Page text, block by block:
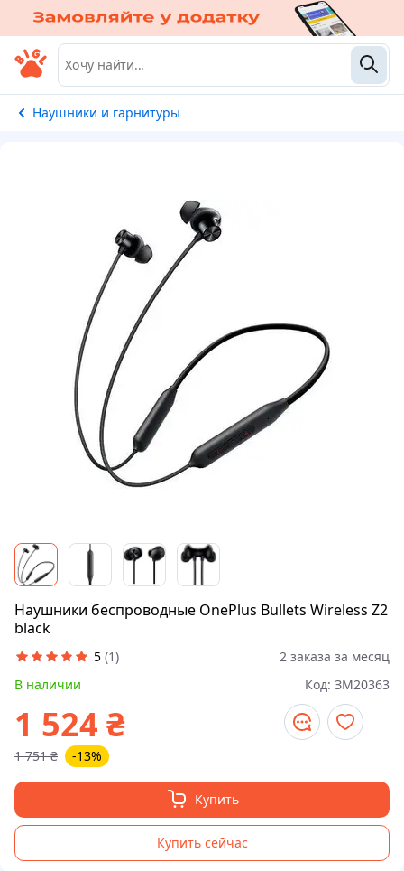
Наушники и гарнитуры
Наушники беспроводные OnePlus Bullets Wireless Z2
black
5 (1)
2 заказа за месяц
В наличии
Код: ЗМ20363
1 524 ₴
1 751 ₴ -13%
Купить
Купить сейчас